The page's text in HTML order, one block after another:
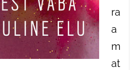
ra
a
m
at